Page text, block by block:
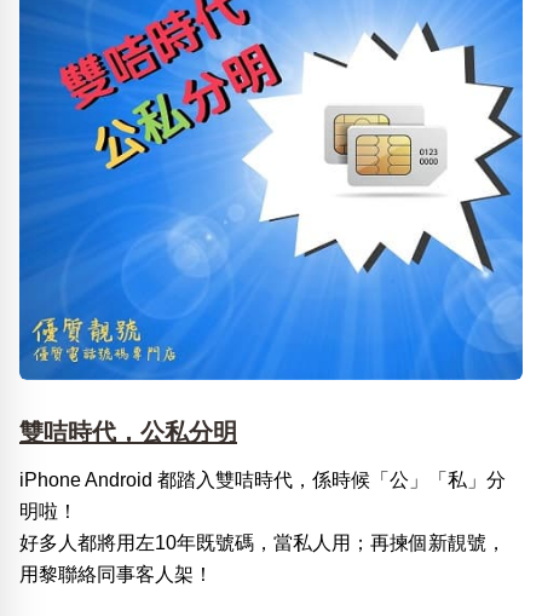
雙咭時代，公私分明
iPhone Android 都踏入雙咭時代，係時候「公」「私」分
明啦！
好多人都將用左10年既號碼，當私人用；再揀個新靚號，
用黎聯絡同事客人架！